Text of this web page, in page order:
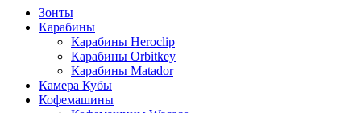
Зонты
Карабины
Карабины Heroclip
Карабины Orbitkey
Карабины Matador
Камера Кубы
Кофемашины